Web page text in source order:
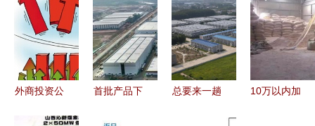
外商投资公
首批产品下
总要来一趟
10万以内加